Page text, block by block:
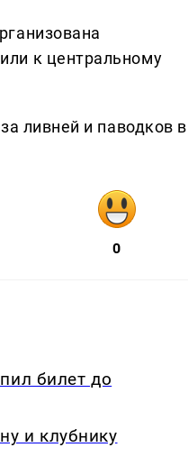
к центральному
ливней и паводков в
0
билет до
и клубнику